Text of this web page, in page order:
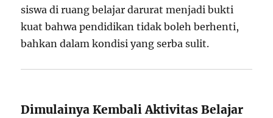
siswa di ruang belajar darurat menjadi bukti
kuat bahwa pendidikan tidak boleh berhenti,
bahkan dalam kondisi yang serba sulit.
Dimulainya Kembali Aktivitas Belajar